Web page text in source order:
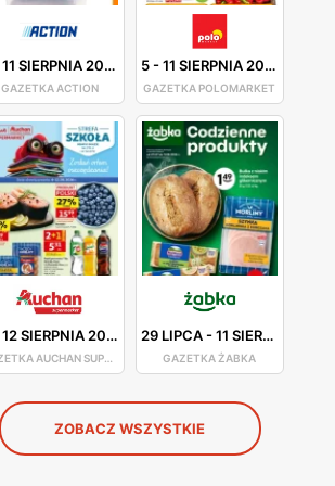
11 SIERPNIA 2026
GAZETKA ACTION
5-11 SIERPNIA 2026
GAZETKA POLOMARKET
12 SIERPNIA 2026
GAZETKA AUCHAN SUPERMARKET
29 LIPCA-11 SIERPNIA 2026
GAZETKA ŻABKA
ZOBACZ WSZYSTKIE